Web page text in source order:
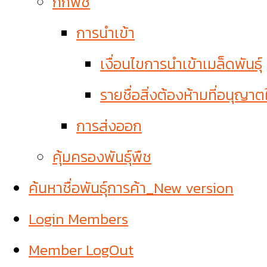
การนำเข้า
เงื่อนไขการนำเข้าเมล็ดพันธุ์
รายชื่อสิ่งต้องห้ามที่อนุญาต
การส่งออก
คุ้มครองพันธุ์พืช
ค้นหาชื่อพันธุ์การค้า_New version
Login Members
Member LogOut